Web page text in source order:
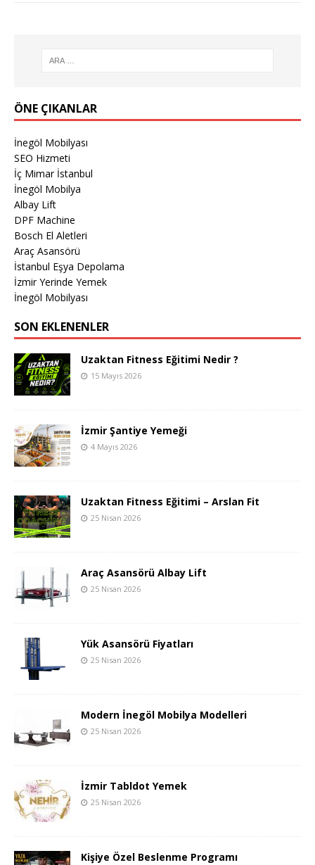
ÖNE ÇIKANLAR
İnegöl Mobilyası
SEO Hizmeti
İç Mimar İstanbul
İnegöl Mobilya
Albay Lift
DPF Machine
Bosch El Aletleri
Araç Asansörü
İstanbul Eşya Depolama
İzmir Yerinde Yemek
İnegöl Mobilyası
SON EKLENENLER
Uzaktan Fitness Eğitimi Nedir ?
15 Mayıs 2026
İzmir Şantiye Yemeği
4 Mayıs 2026
Uzaktan Fitness Eğitimi – Arslan Fit
25 Nisan 2026
Araç Asansörü Albay Lift
25 Nisan 2026
Yük Asansörü Fiyatları
25 Nisan 2026
Modern İnegöl Mobilya Modelleri
25 Nisan 2026
İzmir Tabldot Yemek
25 Nisan 2026
Kişiye Özel Beslenme Programı